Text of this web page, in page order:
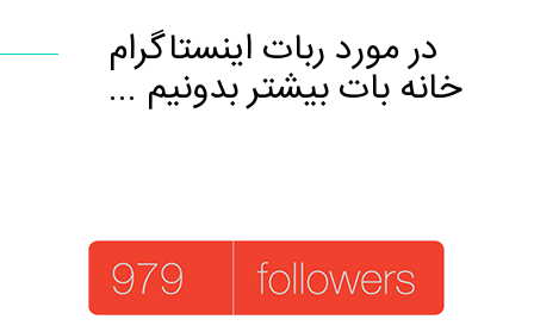
در مورد ربات اینستاگرام
خانه بات بیشتر بدونیم ...